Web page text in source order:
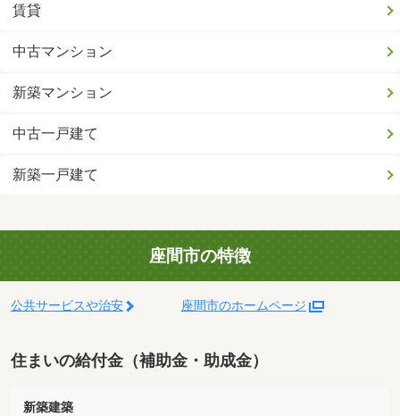
賃貸
中古マンション
新築マンション
中古一戸建て
新築一戸建て
座間市の特徴
公共サービスや治安 座間市のホームページ
住まいの給付金（補助金・助成金）
新築建築